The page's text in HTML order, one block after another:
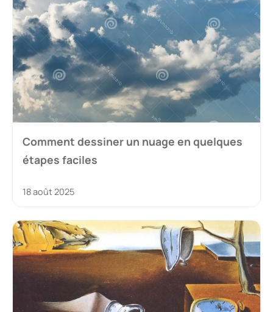
Comment dessiner un nuage en quelques
étapes faciles
18 août 2025